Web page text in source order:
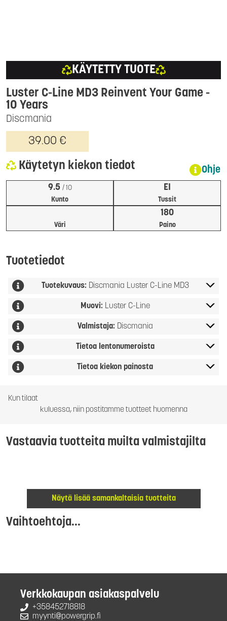
KÄYTETTY TUOTE
Discmania
Luster C-Line MD3 Reinvent Your Game -
10 Years
39.00 €
Käytetyn kiekon tiedot Ohje
Kunto
9.5 / 10
Tussit
EI
Väri Paino
180
Tuotetiedot
Tuotekuvaus: Discmania Luster C-Line MD3
Muovi: Luster C-Line
Valmistaja: Discmania
Tietoa lentonumeroista
Tietoa kiekon painosta
Kun tilaat
kuluessa, niin postitamme tuotteet huomenna
Vastaavia tuotteita muilta valmistajilta
Näytä lisää samankaltaisia tuotteita
Vaihtoehtoja...
Verkkokaupan asiakaspalvelu
+358452718818
myynti@powergrip.fi